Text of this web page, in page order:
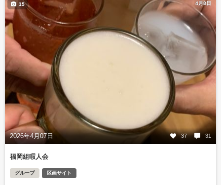
4月8日
2026年4月07日 37 31
15
福岡組暇人会
グループ 区画サイト